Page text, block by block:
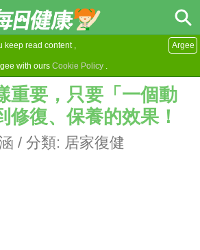
keep read content ,
with ours Cookie Policy .
Argee
重要，只要「一個動
修復、保養的效果！
/ 分類: 居家復健